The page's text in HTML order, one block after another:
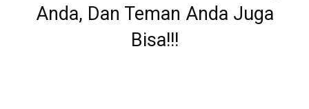
Anda, Dan Teman Anda Juga
Bisa!!!